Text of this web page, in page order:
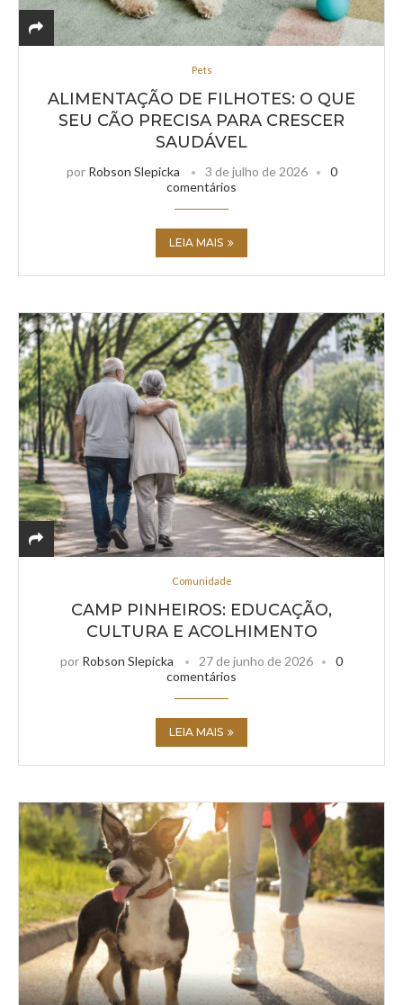
Pets
ALIMENTAÇÃO DE FILHOTES: O QUE
SEU CÃO PRECISA PARA CRESCER
SAUDÁVEL
por Robson Slepicka 3 de julho de 2026
0
comentários
LEIA MAIS
Comunidade
CAMP PINHEIROS: EDUCAÇÃO,
CULTURA E ACOLHIMENTO
por Robson Slepicka 27 de junho de 2026
0
comentários
LEIA MAIS